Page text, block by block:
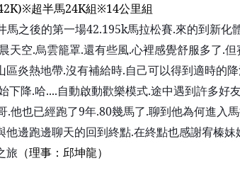
超半馬24K組※14公里組
馬之後的第一場42.195k馬拉松賽.來的到新化
天空.烏雲籠罩.還有些風.心裡感覺舒服多了.但
區炎熱地帶.沒有補給時.自己可以得到適時的
下降.哈....自動啟動歡樂模式.途中遇到許多好
.他也已經跑了9年.80幾馬了.聊到他為何進入
他邊跑邊聊天的回到終點.在終點也感謝宥榛妹
旅 （理事：邱坤龍）